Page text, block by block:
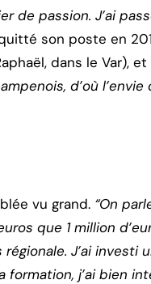
de passion. J’ai
son poste en
dans le Var),
d’où
vu grand. “On
que 1 million
J’ai investi
j’ai bien